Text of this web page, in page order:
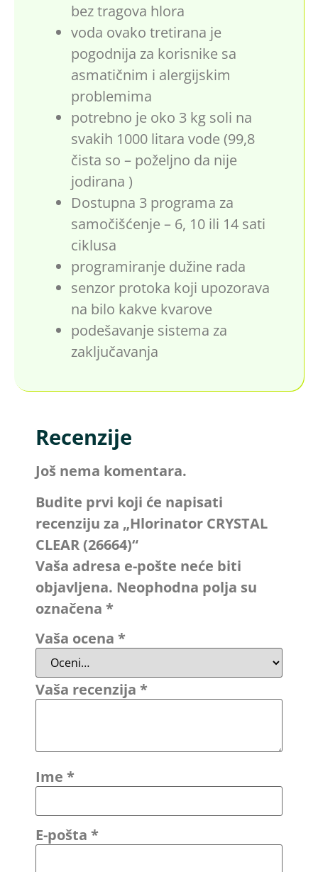
bez tragova hlora
voda ovako tretirana je
pogodnija za korisnike sa
asmatičnim i alergijskim
problemima
potrebno je oko 3 kg soli na
svakih 1000 litara vode (99,8
čista so – poželjno da nije
jodirana )
Dostupna 3 programa za
samočišćenje – 6, 10 ili 14 sati
ciklusa
programiranje dužine rada
senzor protoka koji upozorava
na bilo kakve kvarove
podešavanje sistema za
zaključavanja
Recenzije
Još nema komentara.
Budite prvi koji će napisati
recenziju za „Hlorinator CRYSTAL
CLEAR (26664)“
Vaša adresa e-pošte neće biti
objavljena. Neophodna polja su
označena *
Vaša ocena *
Vaša recenzija *
Ime *
E-pošta *